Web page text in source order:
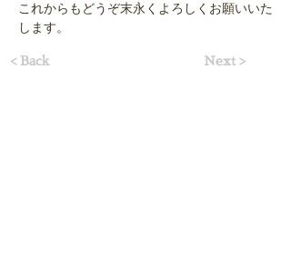
これからもどうぞ末永くよろしくお願いいた
します。
< Back Next >